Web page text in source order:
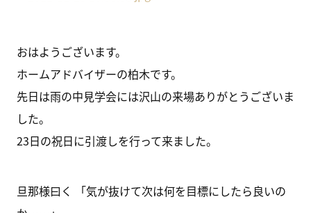
おはようございます。
ホームアドバイザーの柏木です。
先日は雨の中見学会には沢山の来場ありがとうございま
した。
23日の祝日に引渡しを行って来ました。
旦那様曰く 「気が抜けて次は何を目標にしたら良いの